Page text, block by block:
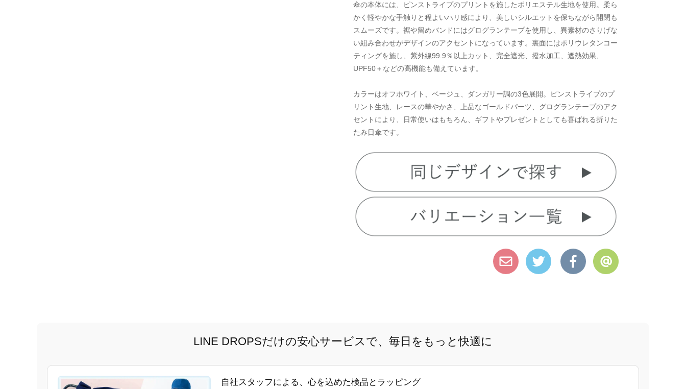
傘の本体には、ピンストライプのプリントを施したポリエステル生地を使用。柔ら
かく軽やかな手触りと程よいハリ感により、美しいシルエットを保ちながら開閉も
スムーズです。裾や留めバンドにはグログランテープを使用し、異素材のさりげな
い組み合わせがデザインのアクセントになっています。裏面にはポリウレタンコー
ティングを施し、紫外線99.9％以上カット、完全遮光、撥水加工、遮熱効果、
UPF50＋などの高機能も備えています。
カラーはオフホワイト、ベージュ、ダンガリー調の3色展開。ピンストライプのプ
リント生地、レースの華やかさ、上品なゴールドパーツ、グログランテープのアク
セントにより、日常使いはもちろん、ギフトやプレゼントとしても喜ばれる折りた
たみ日傘です。
LINE DROPSだけの安心サービスで、毎日をもっと快適に
自社スタッフによる、心を込めた検品とラッピング